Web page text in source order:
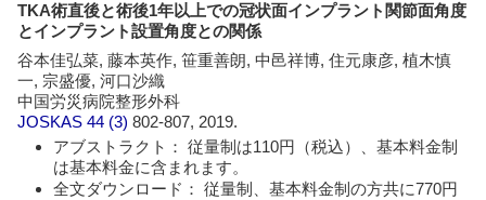
TKA術直後と術後1年以上での冠状面インプラント関節面角度
とインプラント設置角度との関係
谷本佳弘菜, 藤本英作, 笹重善朗, 中邑祥博, 住元康彦, 植木慎
一, 宗盛優, 河口沙織
中国労災病院整形外科
JOSKAS 44 (3)802-807, 2019.
アブストラクト： 従量制は110円（税込）、基本料金制
は基本料金に含まれます。
全文ダウンロード： 従量制、基本料金制の方共に770円